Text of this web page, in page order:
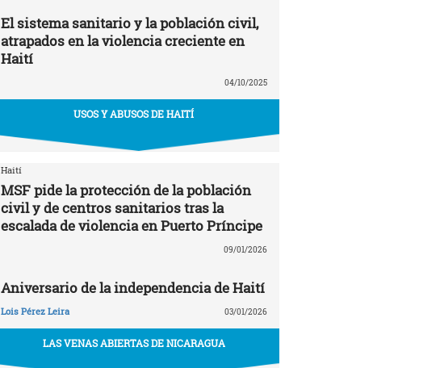
El sistema sanitario y la población civil,
atrapados en la violencia creciente en
Haití
04/10/2025
USOS Y ABUSOS DE HAITÍ
Haití
MSF pide la protección de la población
civil y de centros sanitarios tras la
escalada de violencia en Puerto Príncipe
09/01/2026
Aniversario de la independencia de Haití
Lois Pérez Leira 03/01/2026
LAS VENAS ABIERTAS DE NICARAGUA